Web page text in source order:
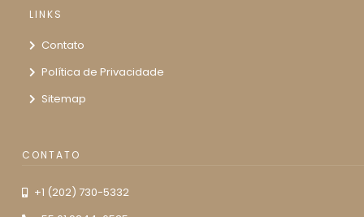
LINKS
Contato
Política de Privacidade
Sitemap
CONTATO
+1 (202) 730-5332